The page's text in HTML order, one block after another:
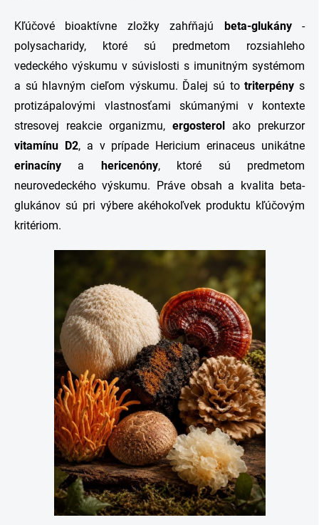
Kľúčové bioaktívne zložky zahŕňajú beta-glukány-
polysacharidy, ktoré sú predmetom rozsiahleho
vedeckého výskumu v súvislosti s imunitným systémom
a sú hlavným cieľom výskumu. Ďalej sú totriterpény s
protizápalovými vlastnosťami skúmanými v kontexte
stresovej reakcie organizmu, ergosterol ako prekurzor
vitamínu D2, a v prípade Hericium erinaceus unikátne
erinacíny a hericenóny, ktoré sú predmetom
neurovedeckého výskumu. Práve obsah a kvalita beta-
glukánov sú pri výbere akéhokoľvek produktu kľúčovým
kritériom.